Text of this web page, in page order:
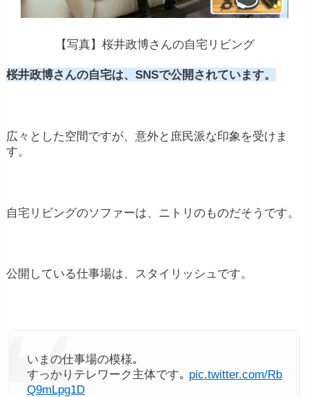
【写真】桜井政博さんの自宅リビング
桜井政博さんの自宅は、SNSで公開されています。
広々とした空間ですが、意外と庶民派な印象を受けま
す。
自宅リビングのソファーは、ニトリのものだそうです。
公開している仕事場は、スタイリッシュです。
いまの仕事場の模様｡
すっかりテレワーク主体です｡ pic.twitter.com/Rb
Q9mLpg1D